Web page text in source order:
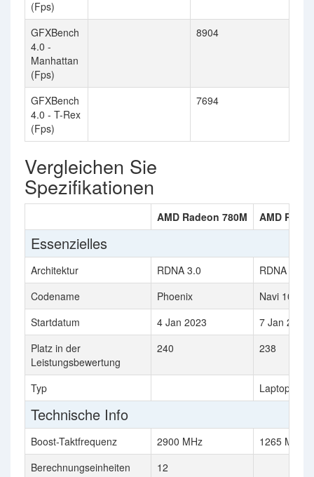
(Fps)
GFXBench
4.0 -
Manhattan
(Fps)
8904
GFXBench
4.0 - T-Rex
(Fps)
7694
Vergleichen Sie
Spezifikationen
AMD Radeon 780M AMD
Essenzielles
Architektur RDNA 3.0
RDNA
Codename
Phoenix
Navi 10
Startdatum
4 Jan 2023
7 Jan 2020
Platz in der
Leistungsbewertung
240 238
Typ Laptop
Technische Info
Boost-Taktfrequenz 2900 MHz
1265 MHz
Berechnungseinheiten
12